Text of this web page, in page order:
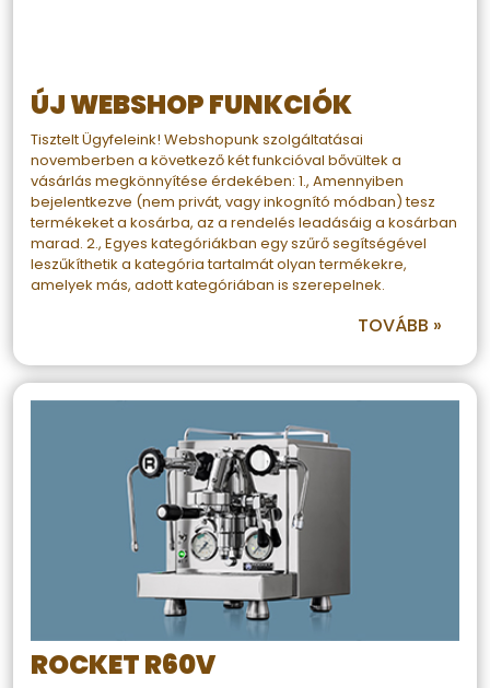
ÚJ WEBSHOP FUNKCIÓK
Tisztelt Ügyfeleink! Webshopunk szolgáltatásai
novemberben a következő két funkcióval bővültek a
vásárlás megkönnyítése érdekében: 1., Amennyiben
bejelentkezve (nem privát, vagy inkognító módban) tesz
termékeket a kosárba, az a rendelés leadásáig a kosárban
marad. 2., Egyes kategóriákban egy szűrő segítségével
leszűkíthetik a kategória tartalmát olyan termékekre,
amelyek más, adott kategóriában is szerepelnek.
TOVÁBB »
ROCKET R60V